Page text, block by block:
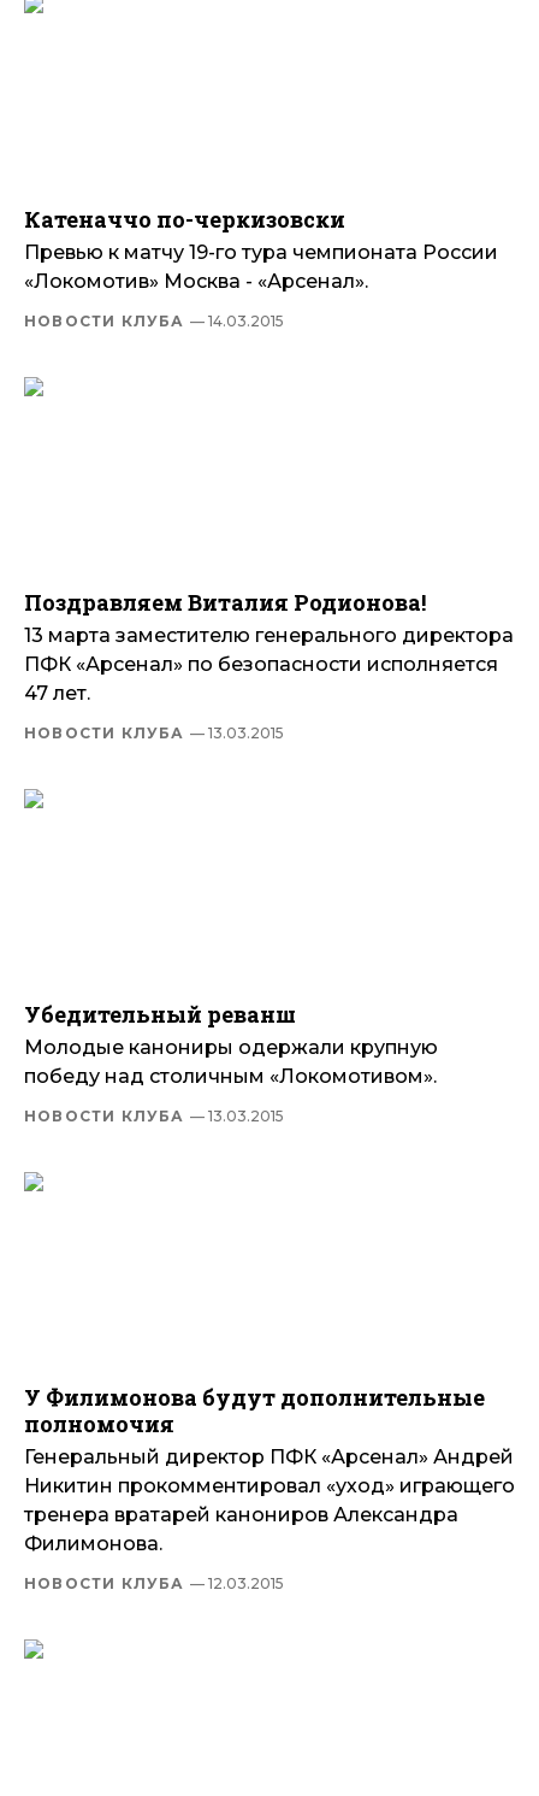
Катеначчо по-черкизовски
Превью к матчу 19-го тура чемпионата России
«Локомотив» Москва - «Арсенал».
НОВОСТИ КЛУБА — 14.03.2015
Поздравляем Виталия Родионова!
13 марта заместителю генерального директора
ПФК «Арсенал» по безопасности исполняется
47 лет.
НОВОСТИ КЛУБА — 13.03.2015
Убедительный реванш
Молодые канониры одержали крупную
победу над столичным «Локомотивом».
НОВОСТИ КЛУБА — 13.03.2015
У Филимонова будут дополнительные
полномочия
Генеральный директор ПФК «Арсенал» Андрей
Никитин прокомментировал «уход» играющего
тренера вратарей канониров Александра
Филимонова.
НОВОСТИ КЛУБА — 12.03.2015